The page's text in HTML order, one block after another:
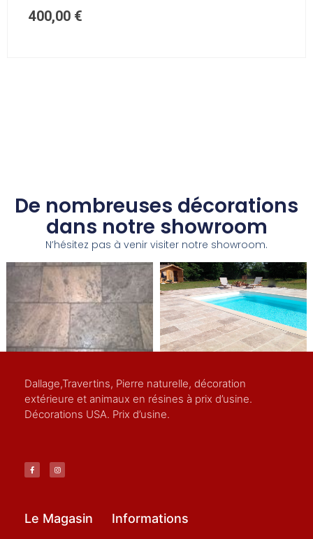
400,00 €
De nombreuses décorations
dans notre showroom
N’hésitez pas à venir visiter notre showroom.
Dallage,Travertins, Pierre naturelle, décoration
extérieure et animaux en résines à prix d’usine.
Décorations USA. Prix d’usine.
Le Magasin Informations